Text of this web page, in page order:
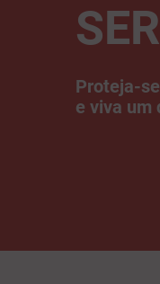
Proteja-
e viva um